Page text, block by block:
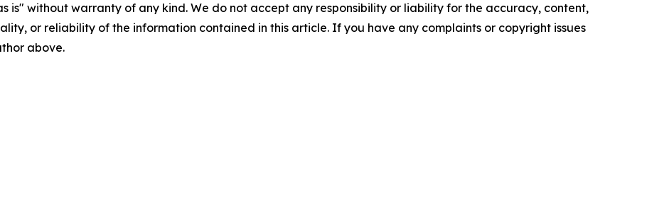
is" without warranty of any kind. We do not accept any responsibility or liability for the accuracy, content,
or reliability of the information contained in this article. If you have any complaints or copyright issues
above.